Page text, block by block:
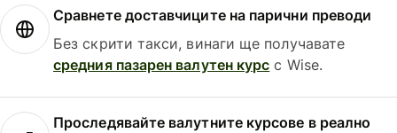
Сравнете доставчиците на парични преводи
Без скрити такси, винаги ще получавате
средния пазарен валутен курс с Wise.
Проследявайте валутните курсове в реално